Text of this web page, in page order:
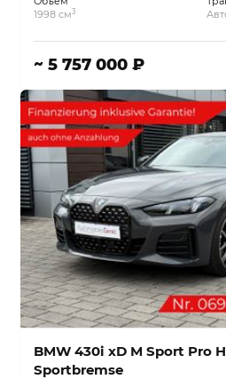
1998 см3
~ 5 757 000 ₽
BMW 430i xD M Sport Pro
Sportbremse